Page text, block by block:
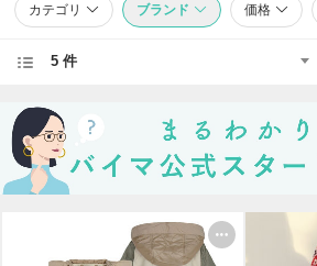
カテゴリ ブランド 価格
5 件